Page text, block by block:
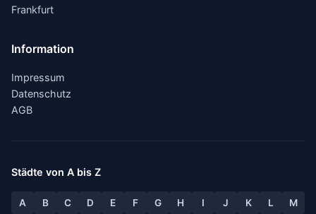
Frankfurt
Information
Impressum
Datenschutz
AGB
Städte von A bis Z
A B C D E F G H I J K L M